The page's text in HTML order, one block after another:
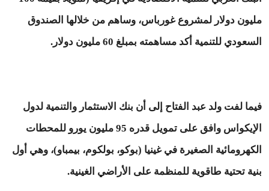
مليون دولار لمشروع غورباس، وساهم من خلالها الصندوق
السعودي للتنمية أكد مساهمته بمبلغ 60 مليون دولار.
فيما لفت ولد عبد الفتاح إلى أن بنك الاستثمار والتنمية لدول
الإيكواس وافق على تمويل قدره 95 مليون يورو للمحطات
الكهرومائية الصغيرة في غينيا (بوكو، بولكوم، بيمباو)، وهي أول
بنية تحتية طاقوية للمنظمة على الأراضي الغينية.